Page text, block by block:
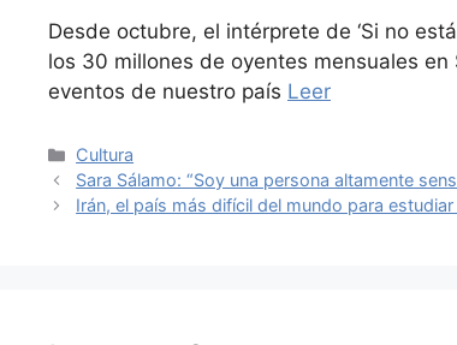
Desde octubre, el intérprete de ‘Si no
los 30 millones de oyentes mensuales
eventos de nuestro país Leer
Categories
Cultura
Sara Sálamo: “Soy una persona altamente
Irán, el país más difícil del mundo para